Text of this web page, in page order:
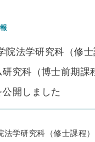
法学研究科（修士
究科（博士前期課
開しました
法学研究科（修士課程